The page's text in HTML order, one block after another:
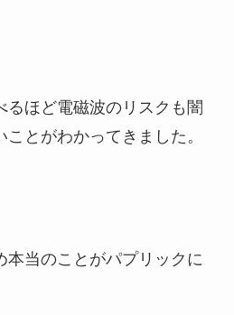
るほど電磁波のリスクも闇
とがわかってきました。
本当のことがパプリックに